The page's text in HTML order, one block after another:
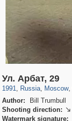
Ул. Арбат, 29
1991, Russia
1,406,154
, Moscow
319,779 8,286
,
159,978
Author:
Bill Trumbull
Shooting direction: 
Watermark signature: